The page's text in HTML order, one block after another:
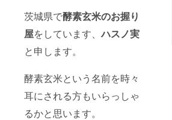
茨城県で酵素玄米のお握り
屋をしています、ハスノ実
と申します。
酵素玄米という名前を時々
耳にされる方もいらっしゃ
るかと思います。